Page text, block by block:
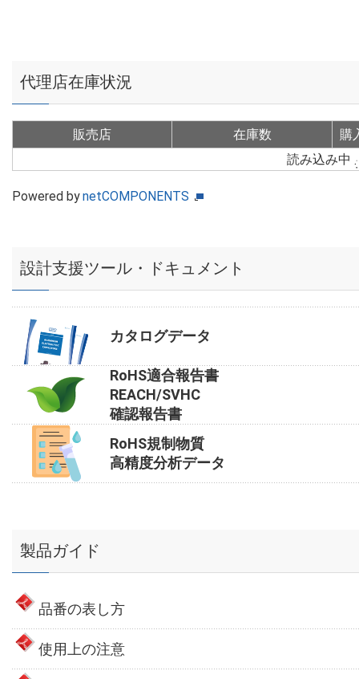
代理店在庫状況
販売店 在庫数
購
読み込み中
Powered bynetCOMPONENTS
設計支援ツール・ドキュメント
カタログデータ
RoHS適合報告書
REACH/SVHC
確認報告書
RoHS規制物質
高精度分析データ
製品ガイド
品番の表し方
使用上の注意